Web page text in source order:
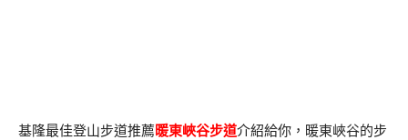
基隆最佳登山步道推薦暖東峽谷步道介紹給你，暖東峽谷的步